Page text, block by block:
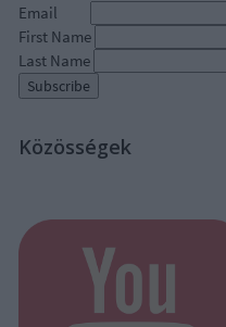
Email
First Name
Last Name
Közösségek